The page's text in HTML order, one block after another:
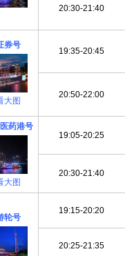
20:30-21:40
券号
大图
19:35-20:45
20:50-22:00
药港号
大图
19:05-20:25
20:30-21:40
轮号
19:15-20:20
20:25-21:35